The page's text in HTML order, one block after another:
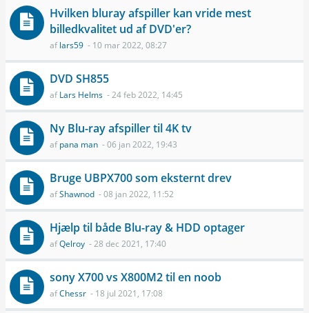
Hvilken bluray afspiller kan vride mest
billedkvalitet ud af DVD'er?
aflars59 - 10 mar 2022, 08:27
DVD SH855
afLars Helms - 24 feb 2022, 14:45
Ny Blu-ray afspiller til 4K tv
afpana man - 06 jan 2022, 19:43
Bruge UBPX­700 som eksternt drev
afShawnod - 08 jan 2022, 11:52
Hjælp til både Blu-ray & HDD optager
afQelroy - 28 dec 2021, 17:40
sony X700 vs X800M2 til en noob
afChessr - 18 jul 2021, 17:08